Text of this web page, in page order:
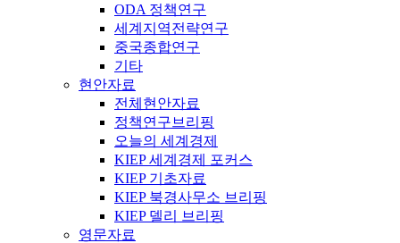
ODA 정책연구
세계지역전략연구
중국종합연구
기타
현안자료
전체현안자료
정책연구브리핑
오늘의 세계경제
KIEP 세계경제 포커스
KIEP 기초자료
KIEP 북경사무소 브리핑
KIEP 델리 브리핑
영문자료